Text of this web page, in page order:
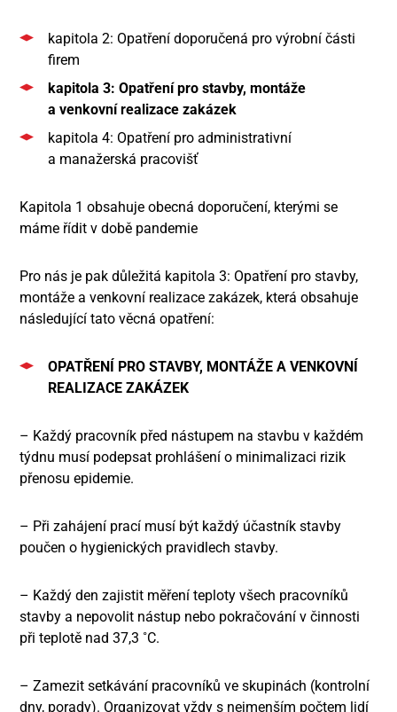
kapitola 2: Opatření doporučená pro výrobní části
firem
kapitola 3: Opatření pro stavby, montáže
a venkovní realizace zakázek
kapitola 4: Opatření pro administrativní
a manažerská pracovišť
Kapitola 1 obsahuje obecná doporučení, kterými se
máme řídit v době pandemie
Pro nás je pak důležitá kapitola 3: Opatření pro stavby,
montáže a venkovní realizace zakázek, která obsahuje
následující tato věcná opatření:
OPATŘENÍ PRO STAVBY, MONTÁŽE A VENKOVNÍ
REALIZACE ZAKÁZEK
– Každý pracovník před nástupem na stavbu v každém
týdnu musí podepsat prohlášení o minimalizaci rizik
přenosu epidemie.
– Při zahájení prací musí být každý účastník stavby
poučen o hygienických pravidlech stavby.
– Každý den zajistit měření teploty všech pracovníků
stavby a nepovolit nástup nebo pokračování v činnosti
při teplotě nad 37,3 ˚C.
– Zamezit setkávání pracovníků ve skupinách (kontrolní
dny, porady). Organizovat vždy s nejmenším počtem lidí